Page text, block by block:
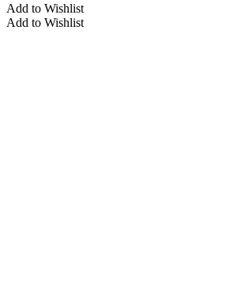
Add to Wishlist
Add to Wishlist